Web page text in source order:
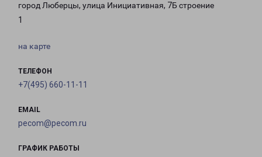
город Люберцы, улица Инициативная, 7Б строение
1
на карте
ТЕЛЕФОН
+7(495) 660-11-11
EMAIL
pecom@pecom.ru
ГРАФИК РАБОТЫ